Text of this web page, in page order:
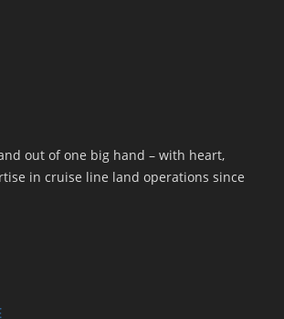
out of one big hand – with heart,
in cruise line land operations since